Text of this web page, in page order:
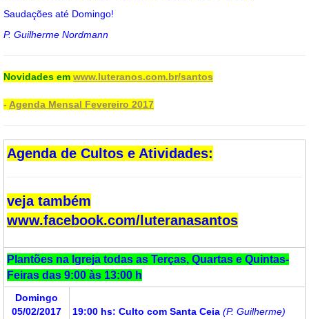
Saudações até Domingo!
P. Guilherme Nordmann
Novidades em www.luteranos.com.br/santos
- Agenda Mensal Fevereiro 2017
Agenda de Cultos e Atividades:
veja também
www.facebook.com/luteranasantos
Plantões na Igreja todas as Terças, Quartas e Quintas-
Feiras das 9:00 às 13:00 h
Domingo
05/02/2017
19:00 hs: Culto com Santa Ceia (P. Guilherme)